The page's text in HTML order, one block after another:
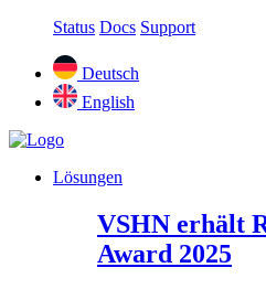
Status Docs Support
Deutsch
English
Lösungen
VSHN erhält
Award 2025